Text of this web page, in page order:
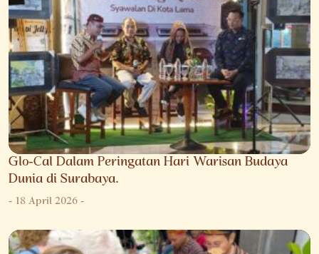
Glo-Cal Dalam Peringatan Hari Warisan Budaya
Dunia di Surabaya.
-18 April 2026-